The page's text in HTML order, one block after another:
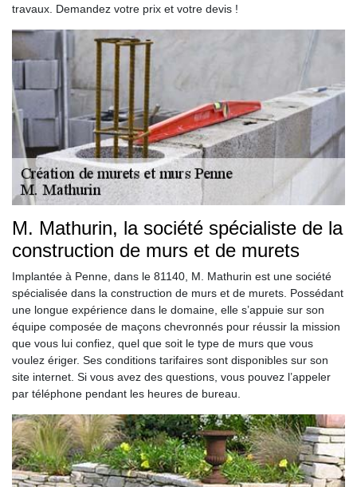
travaux. Demandez votre prix et votre devis !
M. Mathurin, la société spécialiste de la
construction de murs et de murets
Implantée à Penne, dans le 81140, M. Mathurin est une société
spécialisée dans la construction de murs et de murets. Possédant
une longue expérience dans le domaine, elle s’appuie sur son
équipe composée de maçons chevronnés pour réussir la mission
que vous lui confiez, quel que soit le type de murs que vous
voulez ériger. Ses conditions tarifaires sont disponibles sur son
site internet. Si vous avez des questions, vous pouvez l’appeler
par téléphone pendant les heures de bureau.